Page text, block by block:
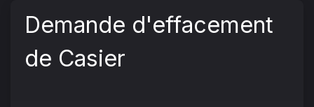
Demande d'effacement
de Casier